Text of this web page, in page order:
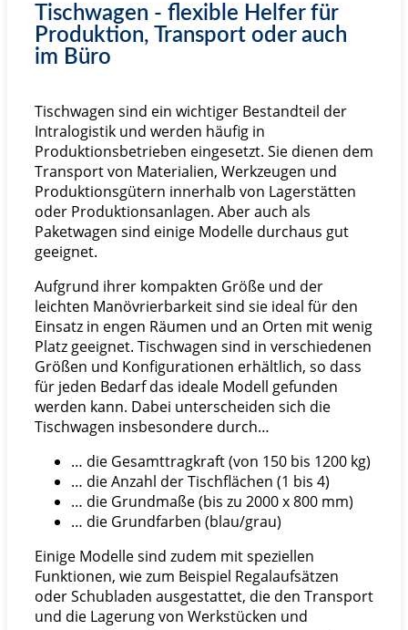
Tischwagen - flexible Helfer für
Produktion, Transport oder auch
im Büro
Tischwagen sind ein wichtiger Bestandteil der
Intralogistik und werden häufig in
Produktionsbetrieben eingesetzt. Sie dienen dem
Transport von Materialien, Werkzeugen und
Produktionsgütern innerhalb von Lagerstätten
oder Produktionsanlagen. Aber auch als
Paketwagen sind einige Modelle durchaus gut
geeignet.
Aufgrund ihrer kompakten Größe und der
leichten Manövrierbarkeit sind sie ideal für den
Einsatz in engen Räumen und an Orten mit wenig
Platz geeignet. Tischwagen sind in verschiedenen
Größen und Konfigurationen erhältlich, so dass
für jeden Bedarf das ideale Modell gefunden
werden kann. Dabei unterscheiden sich die
Tischwagen insbesondere durch…
… die Gesamttragkraft (von 150 bis 1200 kg)
… die Anzahl der Tischflächen (1 bis 4)
… die Grundmaße (bis zu 2000 x 800 mm)
… die Grundfarben (blau/grau)
Einige Modelle sind zudem mit speziellen
Funktionen, wie zum Beispiel Regalaufsätzen
oder Schubladen ausgestattet, die den Transport
und die Lagerung von Werkstücken und